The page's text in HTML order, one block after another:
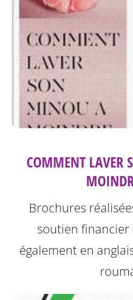
COMMENT
Brochures
soutien financier
également en